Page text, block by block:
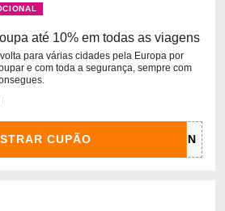
até 10% em todas as viagens
para várias cidades pela Europa por
e com toda a segurança, sempre com
CUPÃO